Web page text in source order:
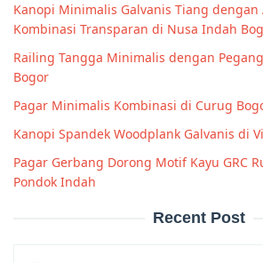
Kanopi Minimalis Galvanis Tiang dengan
Kombinasi Transparan di Nusa Indah
Railing Tangga Minimalis dengan
Bogor
Pagar Minimalis Kombinasi di Curug
Kanopi Spandek Woodplank Galvanis di
Pagar Gerbang Dorong Motif Kayu GRC
Pondok Indah
Recent Post